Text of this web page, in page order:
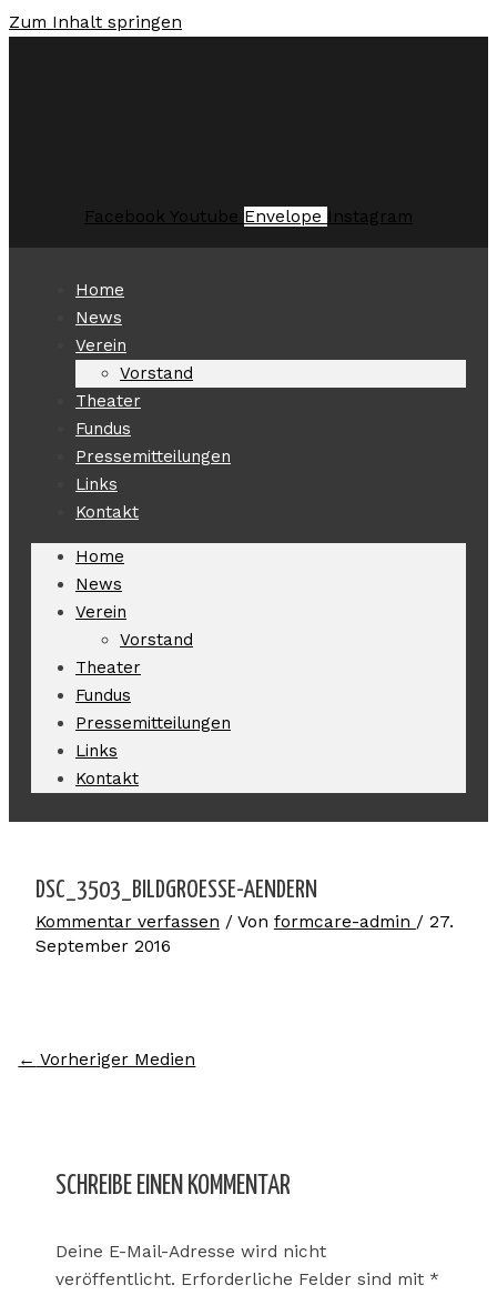
Zum Inhalt springen
Facebook Youtube Envelope Instagram
Home
News
Verein
Vorstand
Theater
Fundus
Pressemitteilungen
Links
Kontakt
Home
News
Verein
Vorstand
Theater
Fundus
Pressemitteilungen
Links
Kontakt
DSC_3503_BILDGROESSE-AENDERN
Kommentar verfassen / Von formcare-admin / 27.
September 2016
← Vorheriger Medien
SCHREIBE EINEN KOMMENTAR
Deine E-Mail-Adresse wird nicht
veröffentlicht. Erforderliche Felder sind mit *